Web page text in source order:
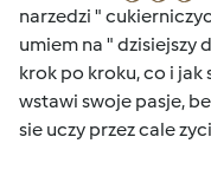
narzedzi "
umiem na " dzisiejszy
krok po kroku, co i
wstawi swoje pasje,
sie uczy przez cale